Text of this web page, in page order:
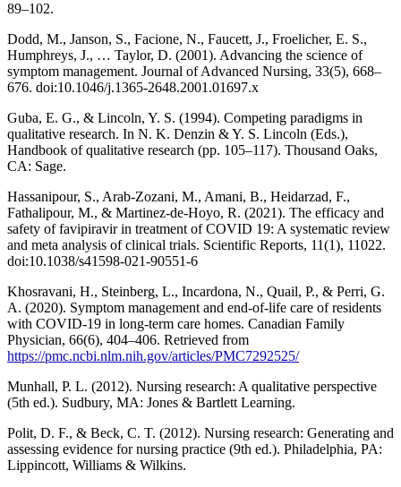
89–102.
Dodd, M., Janson, S., Facione, N., Faucett, J., Froelicher, E. S.,
Humphreys, J., … Taylor, D. (2001). Advancing the science of
symptom management. Journal of Advanced Nursing, 33(5), 668–
676. doi:10.1046/j.1365-2648.2001.01697.x
Guba, E. G., & Lincoln, Y. S. (1994). Competing paradigms in
qualitative research. In N. K. Denzin & Y. S. Lincoln (Eds.),
Handbook of qualitative research (pp. 105–117). Thousand Oaks,
CA: Sage.
Hassanipour, S., Arab-Zozani, M., Amani, B., Heidarzad, F.,
Fathalipour, M., & Martinez-de-Hoyo, R. (2021). The efficacy and
safety of favipiravir in treatment of COVID 19: A systematic review
and meta analysis of clinical trials. Scientific Reports, 11(1), 11022.
doi:10.1038/s41598-021-90551-6
Khosravani, H., Steinberg, L., Incardona, N., Quail, P., & Perri, G.
A. (2020). Symptom management and end-of-life care of residents
with COVID-19 in long-term care homes. Canadian Family
Physician, 66(6), 404–406. Retrieved from
https://pmc.ncbi.nlm.nih.gov/articles/PMC7292525/
Munhall, P. L. (2012). Nursing research: A qualitative perspective
(5th ed.). Sudbury, MA: Jones & Bartlett Learning.
Polit, D. F., & Beck, C. T. (2012). Nursing research: Generating and
assessing evidence for nursing practice (9th ed.). Philadelphia, PA:
Lippincott, Williams & Wilkins.